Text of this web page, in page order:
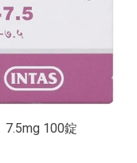
7.5mg 100錠